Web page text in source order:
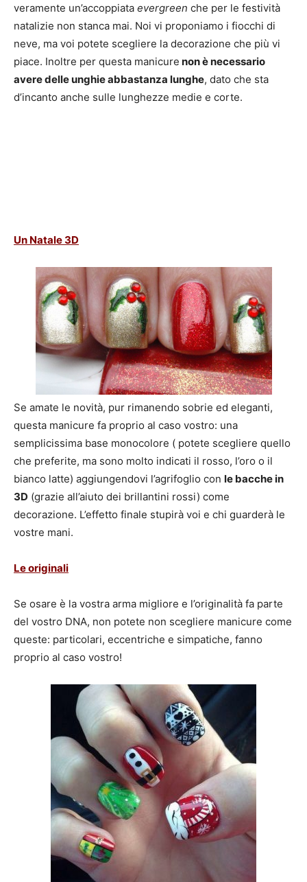
veramente un’accoppiata evergreen che per le festività
natalizie non stanca mai. Noi vi proponiamo i fiocchi di
neve, ma voi potete scegliere la decorazione che più vi
piace. Inoltre per questa manicure non è necessario
avere delle unghie abbastanza lunghe, dato che sta
d’incanto anche sulle lunghezze medie e corte.
Un Natale 3D
Se amate le novità, pur rimanendo sobrie ed eleganti,
questa manicure fa proprio al caso vostro: una
semplicissima base monocolore ( potete scegliere quello
che preferite, ma sono molto indicati il rosso, l’oro o il
bianco latte) aggiungendovi l’agrifoglio con le bacche in
3D (grazie all’aiuto dei brillantini rossi) come
decorazione. L’effetto finale stupirà voi e chi guarderà le
vostre mani.
Le originali
Se osare è la vostra arma migliore e l’originalità fa parte
del vostro DNA, non potete non scegliere manicure come
queste: particolari, eccentriche e simpatiche, fanno
proprio al caso vostro!